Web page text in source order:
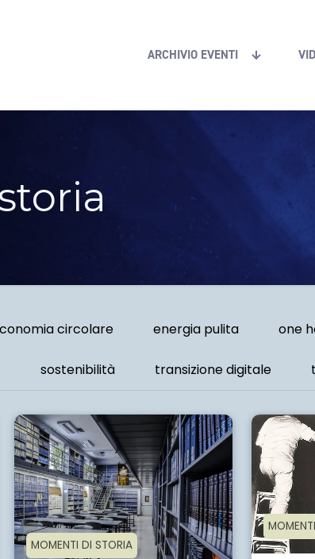
ARCHIVIO EVENTI
circolare energia pulita one
sostenibilità transizione digitale
MOMENTI DI STORIA